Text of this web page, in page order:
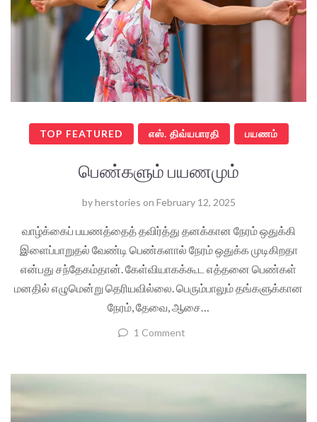
TOP FEATURED எஸ். திவ்யபாரதி பயணம்
பெண்களும் பயணமும்
byherstories on February 12, 2025
வாழ்க்கைப் பயணத்தைத் தவிர்த்து தனக்கான நேரம் ஒதுக்கி
இளைப்பாறுதல் வேண்டி பெண்களால் நேரம் ஒதுக்க முடிகிறதா
என்பது சந்தேகம்தான். கேள்வியாகக்கூட எத்தனை பெண்கள்
மனதில் எழுமென்று தெரியவில்லை. பெரும்பாலும் தங்களுக்கான
நேரம், தேவை, ஆசை…
1 Comment